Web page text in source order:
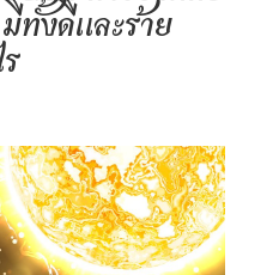
ทั้งดีและร้าย